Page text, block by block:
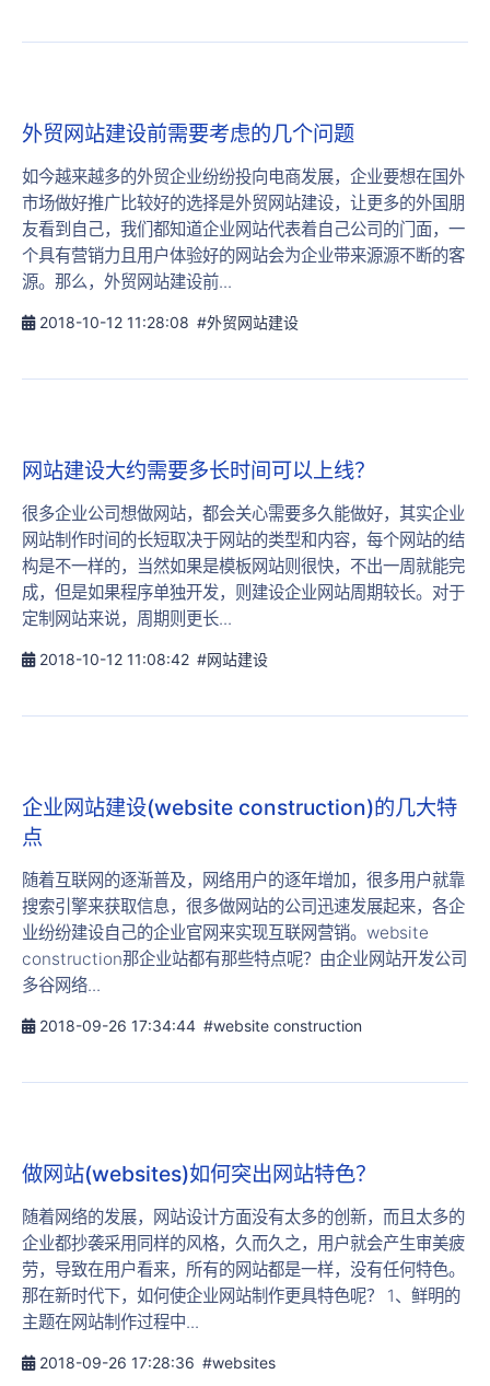
外贸网站建设前需要考虑的几个问题
如今越来越多的外贸企业纷纷投向电商发展，企业要想在国外
市场做好推广比较好的选择是外贸网站建设，让更多的外国朋
友看到自己，我们都知道企业网站代表着自己公司的门面，一
个具有营销力且用户体验好的网站会为企业带来源源不断的客
源。那么，外贸网站建设前...
2018-10-12 11:28:08 #外贸网站建设
网站建设大约需要多长时间可以上线？
很多企业公司想做网站，都会关心需要多久能做好，其实企业
网站制作时间的长短取决于网站的类型和内容，每个网站的结
构是不一样的，当然如果是模板网站则很快，不出一周就能完
成，但是如果程序单独开发，则建设企业网站周期较长。对于
定制网站来说，周期则更长...
2018-10-12 11:08:42 #网站建设
企业网站建设(website construction)的几大特
点
随着互联网的逐渐普及，网络用户的逐年增加，很多用户就靠
搜索引擎来获取信息，很多做网站的公司迅速发展起来，各企
业纷纷建设自己的企业官网来实现互联网营销。website
construction那企业站都有那些特点呢？由企业网站开发公司
多谷网络...
2018-09-26 17:34:44 #website construction
做网站(websites)如何突出网站特色？
随着网络的发展，网站设计方面没有太多的创新，而且太多的
企业都抄袭采用同样的风格，久而久之，用户就会产生审美疲
劳，导致在用户看来，所有的网站都是一样，没有任何特色。
那在新时代下，如何使企业网站制作更具特色呢？ 1、鲜明的
主题在网站制作过程中...
2018-09-26 17:28:36 #websites